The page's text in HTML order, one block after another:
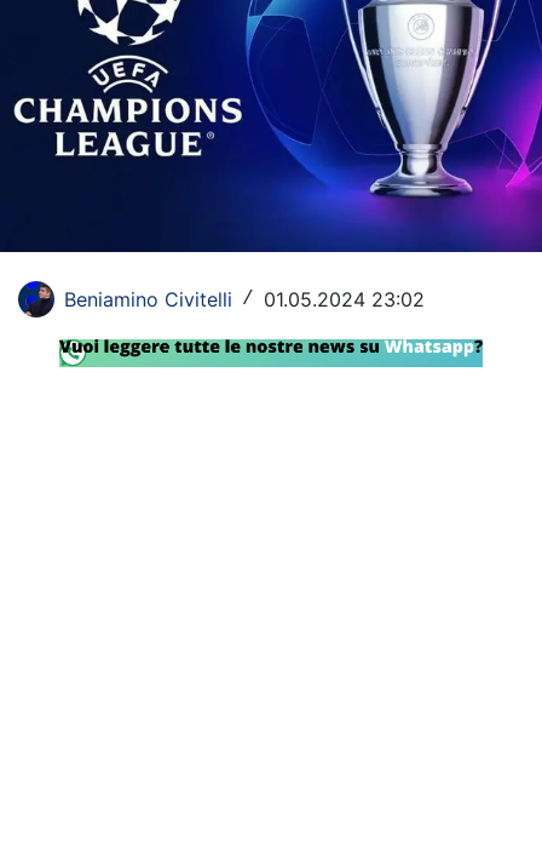
Social
Calcio
Serie A
Altri Sport
Formula 1
Beniamino Civitelli / 01.05.2024 23:02